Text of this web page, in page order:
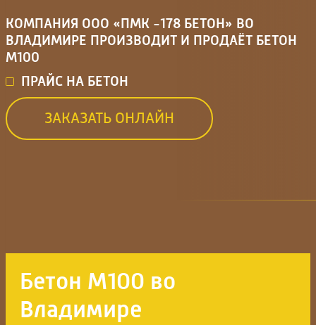
КОМПАНИЯ ООО «ПМК -178 БЕТОН» ВО
ВЛАДИМИРЕ ПРОИЗВОДИТ И ПРОДАЁТ БЕТОН
М100
ПРАЙС НА БЕТОН
ЗАКАЗАТЬ ОНЛАЙН
Бетон М100 во
Владимире